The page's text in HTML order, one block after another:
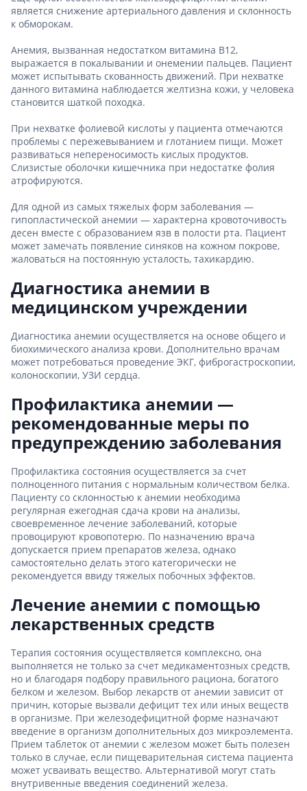
является снижение артериального давления и склонность
к обморокам.
Анемия, вызванная недостатком витамина B12,
выражается в покалывании и онемении пальцев. Пациент
может испытывать скованность движений. При нехватке
данного витамина наблюдается желтизна кожи, у человека
становится шаткой походка.
При нехватке фолиевой кислоты у пациента отмечаются
проблемы с пережевыванием и глотанием пищи. Может
развиваться непереносимость кислых продуктов.
Слизистые оболочки кишечника при недостатке фолия
атрофируются.
Для одной из самых тяжелых форм заболевания —
гипопластической анемии — характерна кровоточивость
десен вместе с образованием язв в полости рта. Пациент
может замечать появление синяков на кожном покрове,
жаловаться на постоянную усталость, тахикардию.
Диагностика анемии в
медицинском учреждении
Диагностика анемии осуществляется на основе общего и
биохимического анализа крови. Дополнительно врачам
может потребоваться проведение ЭКГ, фиброгастроскопии,
колоноскопии, УЗИ сердца.
Профилактика анемии —
рекомендованные меры по
предупреждению заболевания
Профилактика состояния осуществляется за счет
полноценного питания с нормальным количеством белка.
Пациенту со склонностью к анемии необходима
регулярная ежегодная сдача крови на анализы,
своевременное лечение заболеваний, которые
провоцируют кровопотерю. По назначению врача
допускается прием препаратов железа, однако
самостоятельно делать этого категорически не
рекомендуется ввиду тяжелых побочных эффектов.
Лечение анемии с помощью
лекарственных средств
Терапия состояния осуществляется комплексно, она
выполняется не только за счет медикаментозных средств,
но и благодаря подбору правильного рациона, богатого
белком и железом. Выбор лекарств от анемии зависит от
причин, которые вызвали дефицит тех или иных веществ
в организме. При железодефицитной форме назначают
введение в организм дополнительных доз микроэлемента.
Прием таблеток от анемии с железом может быть полезен
только в случае, если пищеварительная система пациента
может усваивать вещество. Альтернативой могут стать
внутривенные введения соединений железа.